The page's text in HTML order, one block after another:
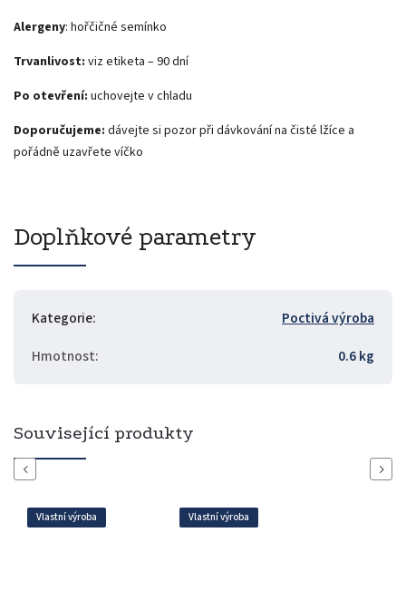
Alergeny: hořčičné semínko
Trvanlivost: viz etiketa – 90 dní
Po otevření: uchovejte v chladu
Doporučujeme: dávejte si pozor při dávkování na čisté lžíce a
pořádně uzavřete víčko
Doplňkové parametry
Kategorie:
Poctivá výroba
Hmotnost: 0.6 kg
Související produkty
Previous
Vlastní výroba Vlastní výroba
Next